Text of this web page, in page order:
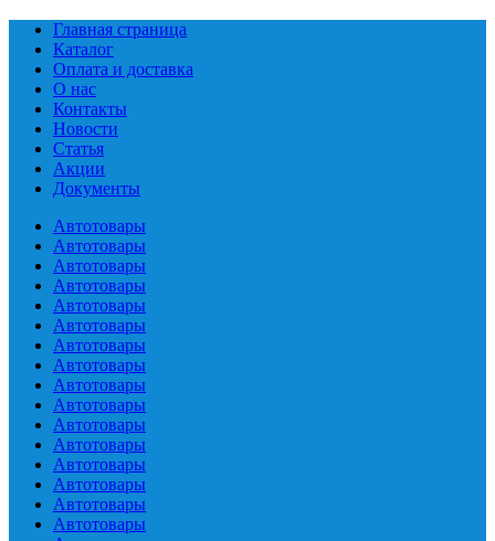
Главная страница
Каталог
Оплата и доставка
О нас
Контакты
Новости
Статья
Акции
Документы
Автотовары
Автотовары
Автотовары
Автотовары
Автотовары
Автотовары
Автотовары
Автотовары
Автотовары
Автотовары
Автотовары
Автотовары
Автотовары
Автотовары
Автотовары
Автотовары